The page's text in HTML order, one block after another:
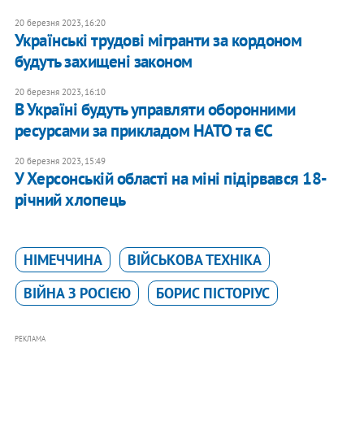
20 березня 2023, 16:20
Українські трудові мігранти за кордоном
будуть захищені законом
20 березня 2023, 16:10
В Україні будуть управляти оборонними
ресурсами за прикладом НАТО та ЄС
20 березня 2023, 15:49
У Херсонській області на міні підірвався 18-
річний хлопець
НІМЕЧЧИНА
ВІЙСЬКОВА ТЕХНІКА
ВІЙНА З РОСІЄЮ
БОРИС ПІСТОРІУС
РЕКЛАМА